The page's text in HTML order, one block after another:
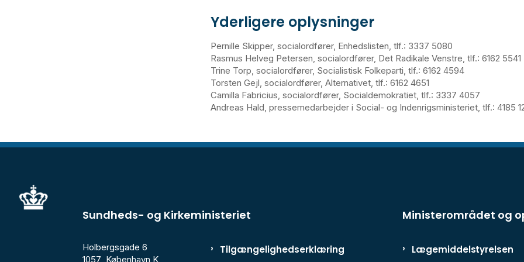
Yderligere oplysninger
Pernille Skipper, socialordfører, Enhedslisten, tlf.: 3337 5080
Rasmus Helveg Petersen, socialordfører, Det Radikale Venstre, tlf.: 6162 5541
Trine Torp, socialordfører, Socialistisk Folkeparti, tlf.: 6162 4594
Torsten Gejl, socialordfører, Alternativet, tlf.: 6162 4651
Camilla Fabricius, socialordfører, Socialdemokratiet, tlf.: 3337 4057
Andreas Hald, pressemedarbejder i Social- og Indenrigsministeriet, tlf.: 4185
Sundheds- og Kirkeministeriet Ministerområdet og
Holbergsgade 6
1057 København K
Tilgængelighedserklæring
Lægemiddelstyrelsen